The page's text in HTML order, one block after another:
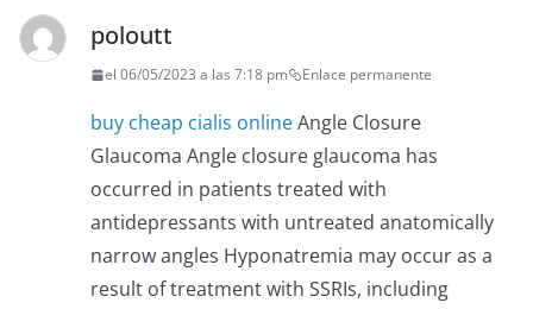
poloutt
el 06/05/2023 a las 7:18 pm Enlace permanente
buy cheap cialis onlineAngle Closure
Glaucoma Angle closure glaucoma has
occurred in patients treated with
antidepressants with untreated anatomically
narrow angles Hyponatremia may occur as a
result of treatment with SSRIs, including